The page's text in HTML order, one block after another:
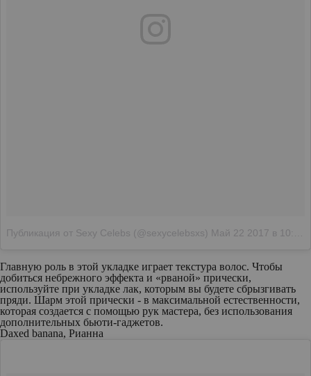
Публикация от Sexy Celebs (@sexycelebsxs) Май 22 2017 в 10:04 PDT
Главную роль в этой укладке играет текстура волос. Чтобы
добиться небрежного эффекта и «рваной» прически,
используйте при укладке лак, которым вы будете сбрызгивать
пряди. Шарм этой прически - в максимальной естественности,
которая создается с помощью рук мастера, без использования
дополнительных бьюти-гаджетов.
Daxed banana, Рианна